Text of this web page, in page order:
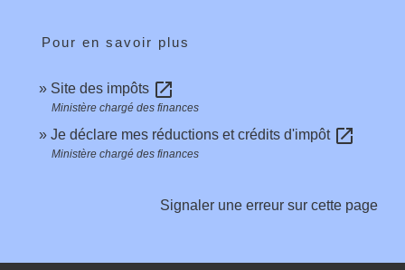
Pour en savoir plus
Site des impôts open_in_new
Ministère chargé des finances
Je déclare mes réductions et crédits d'impôt open_in_new
Ministère chargé des finances
Signaler une erreur sur cette page